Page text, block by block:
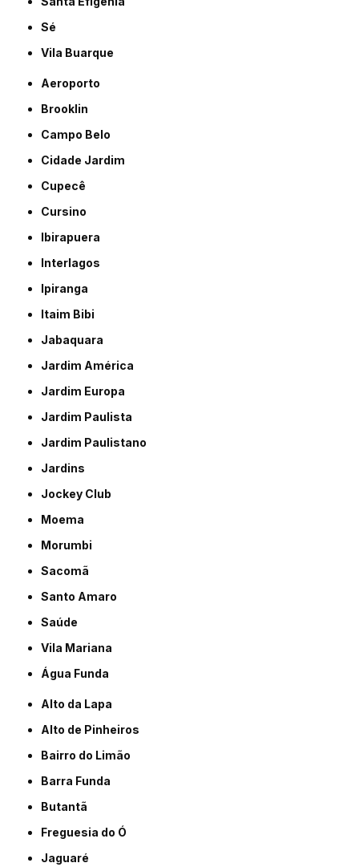
Sé
Vila Buarque
Aeroporto
Brooklin
Campo Belo
Cidade Jardim
Cupecê
Cursino
Ibirapuera
Interlagos
Ipiranga
Itaim Bibi
Jabaquara
Jardim América
Jardim Europa
Jardim Paulista
Jardim Paulistano
Jardins
Jockey Club
Moema
Morumbi
Sacomã
Santo Amaro
Saúde
Vila Mariana
Água Funda
Alto da Lapa
Alto de Pinheiros
Bairro do Limão
Barra Funda
Butantã
Freguesia do Ó
Jaguaré